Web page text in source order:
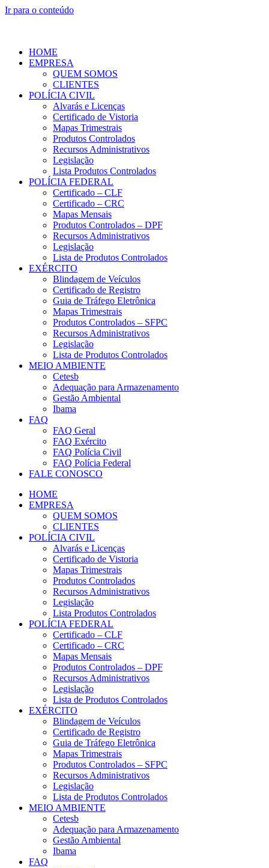
Ir para o conteúdo
HOME
EMPRESA
QUEM SOMOS
CLIENTES
POLÍCIA CIVIL
Alvarás e Licenças
Certificado de Vistoria
Mapas Trimestrais
Produtos Controlados
Recursos Administrativos
Legislação
Lista Produtos Controlados
POLÍCIA FEDERAL
Certificado – CLF
Certificado – CRC
Mapas Mensais
Produtos Controlados – DPF
Recursos Administrativos
Legislação
Lista de Produtos Controlados
EXÉRCITO
Blindagem de Veículos
Certificado de Registro
Guia de Tráfego Eletrônica
Mapas Trimestrais
Produtos Controlados – SFPC
Recursos Administrativos
Legislação
Lista de Produtos Controlados
MEIO AMBIENTE
Cetesb
Adequação para Armazenamento
Gestão Ambiental
Ibama
FAQ
FAQ Geral
FAQ Exército
FAQ Polícia Civil
FAQ Polícia Federal
FALE CONOSCO
HOME
EMPRESA
QUEM SOMOS
CLIENTES
POLÍCIA CIVIL
Alvarás e Licenças
Certificado de Vistoria
Mapas Trimestrais
Produtos Controlados
Recursos Administrativos
Legislação
Lista Produtos Controlados
POLÍCIA FEDERAL
Certificado – CLF
Certificado – CRC
Mapas Mensais
Produtos Controlados – DPF
Recursos Administrativos
Legislação
Lista de Produtos Controlados
EXÉRCITO
Blindagem de Veículos
Certificado de Registro
Guia de Tráfego Eletrônica
Mapas Trimestrais
Produtos Controlados – SFPC
Recursos Administrativos
Legislação
Lista de Produtos Controlados
MEIO AMBIENTE
Cetesb
Adequação para Armazenamento
Gestão Ambiental
Ibama
FAQ